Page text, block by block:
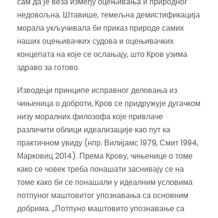
недовољна. Штавише, темељна демистификација
морала укључивала би приказ природе самих
наших оцењивачких судова и оцењивачких
концепата на које се ослањају, што Кров узима
здраво за готово.
Изводец́и принципе исправног деловања из
чињеница о доброти, Кров се придружује дугачком
низу моралних филозофа које привлаче
различити облици идеализације као пут ка
практичном увиду (нпр. Вилијамс 1979, Смит 1994,
Марковиц 2014). Према Крову, чињенице о томе
како се човек треба понашати заснивају се на
томе како би се понашали у идеалним условима
потпуног маштовитог упознавања са основним
добрима. „Потпуно маштовито упознавање са